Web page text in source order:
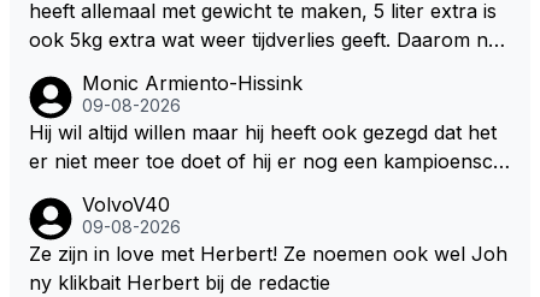
heeft allemaal met gewicht te maken, 5 liter extra is
ook 5kg extra wat weer tijdverlies geeft. Daarom ne
auto, het is extra gewicht plus na 15 minuten is het h
ete thee geworden.
Monic Armiento-Hissink
09-08-2026
Hij wil altijd willen maar hij heeft ook gezegd dat het
er niet meer toe doet of hij er nog een kampioensch
ioen is hij al, dat zal zijn leven niet veranderen. Hij wi
l in de eerste plaats races winnen met de eigen moto
r van RB. Dat zijn zijn eigen uitspraken in een van de
VolvoV40
09-08-2026
Ze zijn in love met Herbert! Ze noemen ook wel Joh
ny klikbait Herbert bij de redactie